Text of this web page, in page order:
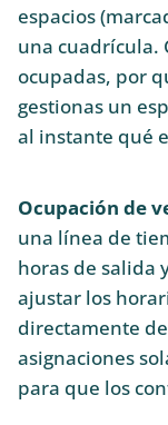
espacios
una cuadrícula.
ocupadas, por
gestionas un
al instante qué
Ocupación de
una línea de
horas de salida
ajustar los
directamente
asignaciones
para que los